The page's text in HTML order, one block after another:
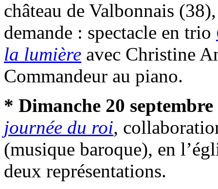
château de Valbonnais
demande : spectacle en trio
la lumière avec Christine
Commandeur au piano.
* Dimanche 20 septembre
journée du roi,
(musique baroque), en
deux représentations.